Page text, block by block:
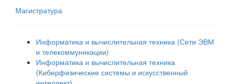
Магистратура
Информатика и вычислительная техника (Сети ЭВМ
и телекоммуникации)
Информатика и вычислительная техника
(Киберфизические системы и искусственный